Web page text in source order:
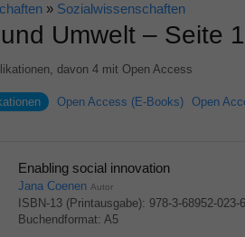
» Sozialwissenschaften
Umwelt – Seite
davon 4 mit Open Access
Open Access (E-Books) Open
Enabling social innovation
Jana Coenen Autor
ISBN-13 (Printausgabe): 978-3-68952-023-6
Buchendformat: A5